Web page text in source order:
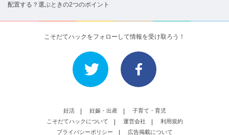
配置する？選ぶときの2つのポイント
こそだてハックをフォローして情報を受け取ろう！
妊活 妊娠・出産
子育て・育児
こそだてハックについて
運営会社
利用規約
プライバシーポリシー
広告掲載について